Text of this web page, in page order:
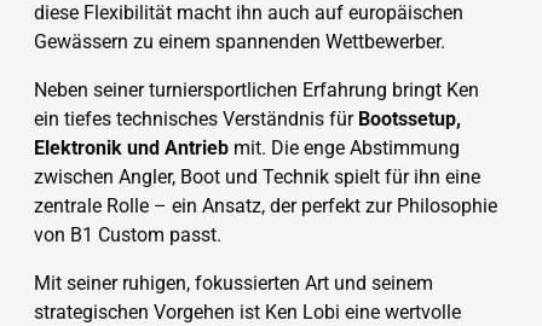
diese Flexibilität macht ihn auch auf europäischen
Gewässern zu einem spannenden Wettbewerber.
Neben seiner turniersportlichen Erfahrung bringt Ken
ein tiefes technisches Verständnis für Bootssetup,
Elektronik und Antrieb mit. Die enge Abstimmung
zwischen Angler, Boot und Technik spielt für ihn eine
zentrale Rolle – ein Ansatz, der perfekt zur Philosophie
von B1 Custom passt.
Mit seiner ruhigen, fokussierten Art und seinem
strategischen Vorgehen ist Ken Lobi eine wertvolle